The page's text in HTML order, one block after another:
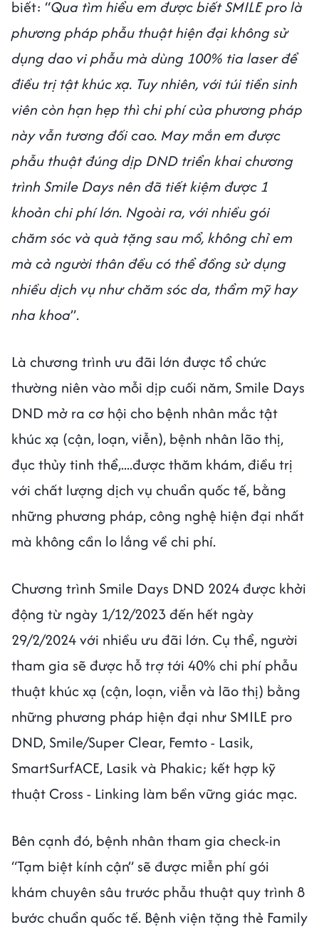
biết: “Qua tìm hiểu em được biết SMILE pro là
phương pháp phẫu thuật hiện đại không sử
dụng dao vi phẫu mà dùng 100% tia laser để
điều trị tật khúc xạ. Tuy nhiên, với túi tiền sinh
viên còn hạn hẹp thì chi phí của phương pháp
này vẫn tương đối cao. May mắn em được
phẫu thuật đúng dịp DND triển khai chương
trình Smile Days nên đã tiết kiệm được 1
khoản chi phí lớn. Ngoài ra, với nhiều gói
chăm sóc và quà tặng sau mổ, không chỉ em
mà cả người thân đều có thể đồng sử dụng
nhiều dịch vụ như chăm sóc da, thẩm mỹ hay
nha khoa”.
Là chương trình ưu đãi lớn được tổ chức
thường niên vào mỗi dịp cuối năm, Smile Days
DND mở ra cơ hội cho bệnh nhân mắc tật
khúc xạ (cận, loạn, viễn), bệnh nhân lão thị,
đục thủy tinh thể,....được thăm khám, điều trị
với chất lượng dịch vụ chuẩn quốc tế, bằng
những phương pháp, công nghệ hiện đại nhất
mà không cần lo lắng về chi phí.
Chương trình Smile Days DND 2024 được khởi
động từ ngày 1/12/2023 đến hết ngày
29/2/2024 với nhiều ưu đãi lớn. Cụ thể, người
tham gia sẽ được hỗ trợ tới 40% chi phí phẫu
thuật khúc xạ (cận, loạn, viễn và lão thị) bằng
những phương pháp hiện đại như SMILE pro
DND, Smile/Super Clear, Femto - Lasik,
SmartSurfACE, Lasik và Phakic; kết hợp kỹ
thuật Cross - Linking làm bền vững giác mạc.
Bên cạnh đó, bệnh nhân tham gia check-in
“Tạm biệt kính cận” sẽ được miễn phí gói
khám chuyên sâu trước phẫu thuật quy trình 8
bước chuẩn quốc tế. Bệnh viện tặng thẻ Family